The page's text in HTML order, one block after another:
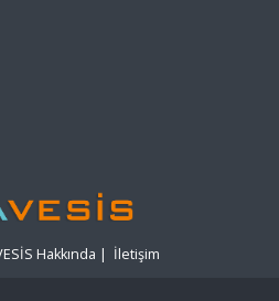
Hakkında | İletişim